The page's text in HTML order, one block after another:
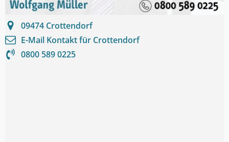
09474 Crottendorf
E-Mail Kontakt für Crottendorf
0800 589 0225